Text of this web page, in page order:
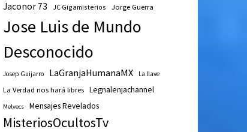
Jaconor 73 JC Gigamisterios Jorge Guerra
Jose Luis de Mundo
Desconocido
Josep Guijarro LaGranjaHumanaMX La llave
La Verdad nos hará libres Legnalenjachannel
Melvecs Mensajes Revelados
MisteriosOcultosTv